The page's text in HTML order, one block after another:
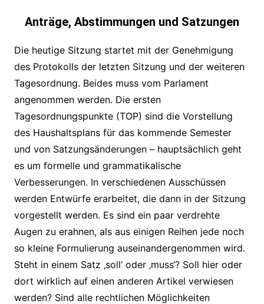
Anträge, Abstimmungen und Satzungen
Die heutige Sitzung startet mit der Genehmigung
des Protokolls der letzten Sitzung und der weiteren
Tagesordnung. Beides muss vom Parlament
angenommen werden. Die ersten
Tagesordnungspunkte (TOP) sind die Vorstellung
des Haushaltsplans für das kommende Semester
und von Satzungsänderungen – hauptsächlich geht
es um formelle und grammatikalische
Verbesserungen. In verschiedenen Ausschüssen
werden Entwürfe erarbeitet, die dann in der Sitzung
vorgestellt werden. Es sind ein paar verdrehte
Augen zu erahnen, als aus einigen Reihen jede noch
so kleine Formulierung auseinandergenommen wird.
Steht in einem Satz ‚soll‘ oder ‚muss‘? Soll hier oder
dort wirklich auf einen anderen Artikel verwiesen
werden? Sind alle rechtlichen Möglichkeiten